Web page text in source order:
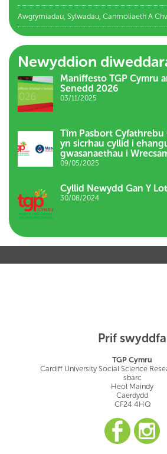
Awgrymiadau, Sylwadau, Canmoliaeth A
Newyddion
Maniffesto TGP Cymru
Senedd 2026
03/11/2025
Tîm Pasbort
yn sicrhau cyllid i
gwasanaethau i
09/05/2025
Cyllid Newydd Gan Y
30/08/2024
Prif swyddfa
TGP Cymru
Cardiff University Social Science
sbarc
Heol Maindy
Caerdydd
CF24 4HQ